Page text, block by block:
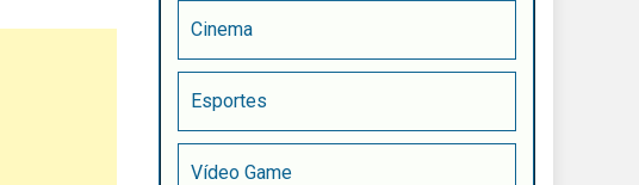
Cinema
Esportes
Vídeo Game